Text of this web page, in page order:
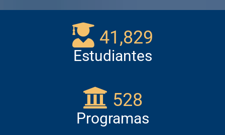
41,829
Estudiantes
528
Programas